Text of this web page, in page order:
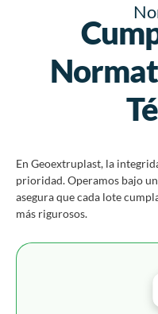
En Geoextruplast, la
prioridad. Operamos bajo
asegura que cada lote
más rigurosos.